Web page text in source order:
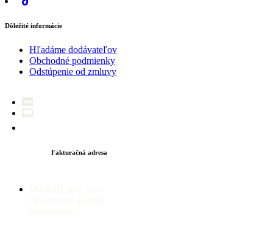
Dôležité informácie
Hľadáme dodávateľov
Obchodné podmienky
Odstúpenie od zmluvy
Fakturačná adresa